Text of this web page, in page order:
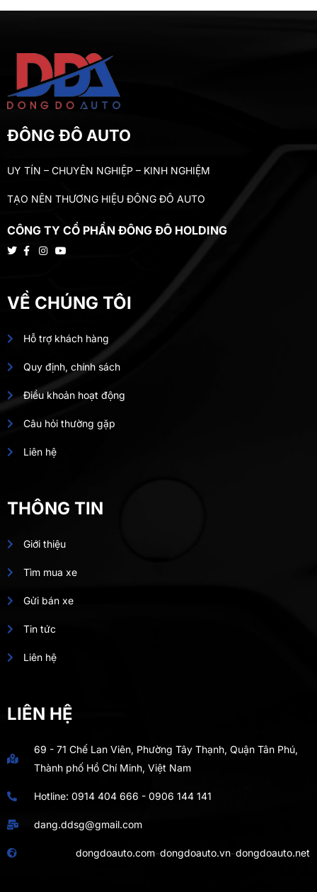
ĐÔNG ĐÔ AUTO
UY TÍN – CHUYÊN NGHIỆP – KINH NGHIỆM
TẠO NÊN THƯƠNG HIỆU ĐÔNG ĐÔ AUTO
CÔNG TY CỔ PHẦN ĐÔNG ĐÔ HOLDING
VỀ CHÚNG TÔI
Hỗ trợ khách hàng
Quy định, chính sách
Điều khoản hoạt động
Câu hỏi thường gặp
Liên hệ
THÔNG TIN
Giới thiệu
Tìm mua xe
Gửi bán xe
Tin tức
Liên hệ
LIÊN HỆ
69 - 71 Chế Lan Viên, Phường Tây Thạnh, Quận Tân Phú,
Thành phố Hồ Chí Minh, Việt Nam
Hotline: 0914 404 666 - 0906 144 141
dang.ddsg@gmail.com
dongdoauto.com-dongdoauto.vn-dongdoauto.net